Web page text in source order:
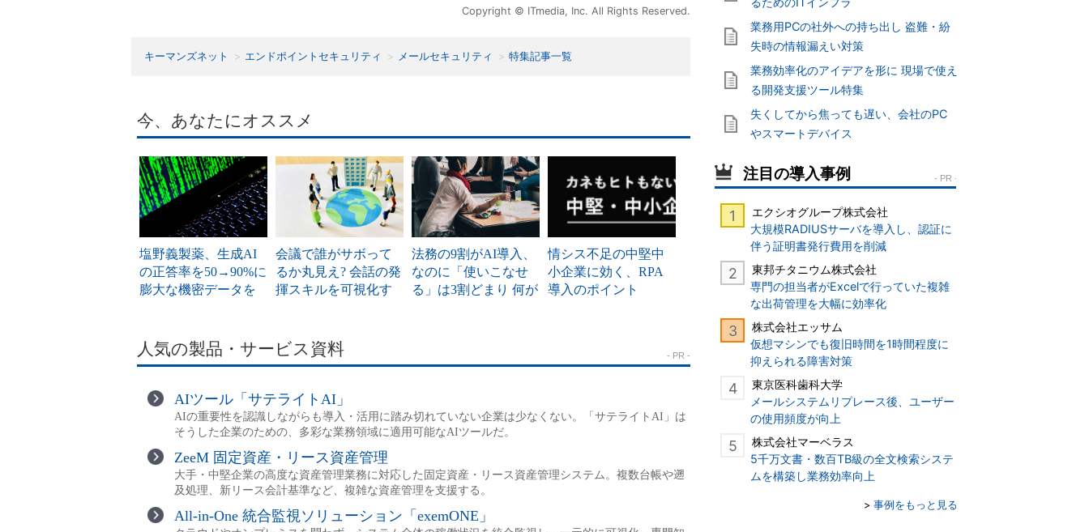
Copyright © ITmedia, Inc. All Rights Reserved.
キーマンズネット エンドポイントセキュリティ メールセキュリティ 特集記事一覧
業務用PCの社外への持ち出し 盗難・紛
失時の情報漏えい対策
業務効率化のアイデアを形に 現場で使え
る開発支援ツール特集
失くしてから焦っても遅い、会社のPC
やスマートデバイス